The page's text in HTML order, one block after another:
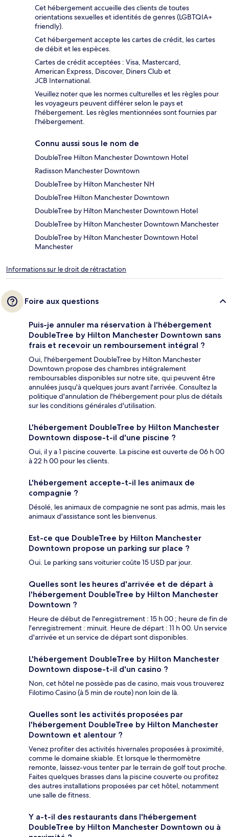
Cet hébergement accueille des clients de toutes
orientations sexuelles et identités de genres (LGBTQIA+
friendly).
Cet hébergement accepte les cartes de crédit, les cartes
de débit et les espèces.
Cartes de crédit acceptées : Visa, Mastercard,
American Express, Discover, Diners Club et
JCB International.
Veuillez noter que les normes culturelles et les règles pour
les voyageurs peuvent différer selon le pays et
l'hébergement. Les règles mentionnées sont fournies par
l'hébergement.
Connu aussi sous le nom de
DoubleTree Hilton Manchester Downtown Hotel
Radisson Manchester Downtown
DoubleTree by Hilton Manchester NH
DoubleTree Hilton Manchester Downtown
DoubleTree by Hilton Manchester Downtown Hotel
DoubleTree by Hilton Manchester Downtown Manchester
DoubleTree by Hilton Manchester Downtown Hotel
Manchester
Informations sur le droit de rétractation
Foire aux questions
Puis-je annuler ma réservation à l'hébergement
DoubleTree by Hilton Manchester Downtown sans
frais et recevoir un remboursement intégral ?
Oui, l'hébergement DoubleTree by Hilton Manchester
Downtown propose des chambres intégralement
remboursables disponibles sur notre site, qui peuvent être
annulées jusqu'à quelques jours avant l'arrivée. Consultez la
politique d'annulation de l'hébergement pour plus de détails
sur les conditions générales d'utilisation.
L'hébergement DoubleTree by Hilton Manchester
Downtown dispose-t-il d'une piscine ?
Oui, il y a 1 piscine couverte. La piscine est ouverte de 06 h 00
à 22 h 00 pour les clients.
L'hébergement accepte-t-il les animaux de
compagnie ?
Désolé, les animaux de compagnie ne sont pas admis, mais les
animaux d'assistance sont les bienvenus.
Est-ce que DoubleTree by Hilton Manchester
Downtown propose un parking sur place ?
Oui. Le parking sans voiturier coûte 15 USD par jour.
Quelles sont les heures d'arrivée et de départ à
l'hébergement DoubleTree by Hilton Manchester
Downtown ?
Heure de début de l'enregistrement : 15 h 00 ; heure de fin de
l'enregistrement : minuit. Heure de départ : 11 h 00. Un service
d'arrivée et un service de départ sont disponibles.
L'hébergement DoubleTree by Hilton Manchester
Downtown dispose-t-il d'un casino ?
Non, cet hôtel ne possède pas de casino, mais vous trouverez
Filotimo Casino (à 5 min de route) non loin de là.
Quelles sont les activités proposées par
l'hébergement DoubleTree by Hilton Manchester
Downtown et alentour ?
Venez profiter des activités hivernales proposées à proximité,
comme le domaine skiable. Et lorsque le thermomètre
remonte, laissez-vous tenter par le terrain de golf tout proche.
Faites quelques brasses dans la piscine couverte ou profitez
des autres installations proposées par cet hôtel, notamment
une salle de fitness.
Y a-t-il des restaurants dans l'hébergement
DoubleTree by Hilton Manchester Downtown ou à